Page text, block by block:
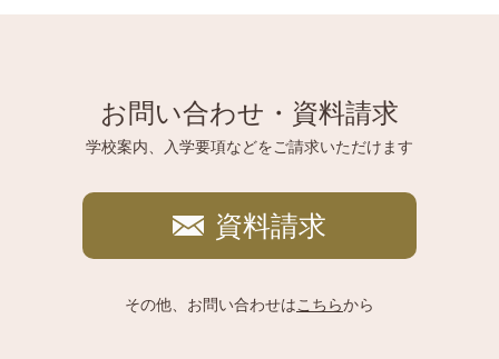
お問い合わせ・資料請求
学校案内、入学要項などをご請求いただけます
資料請求
その他、お問い合わせはこちらから